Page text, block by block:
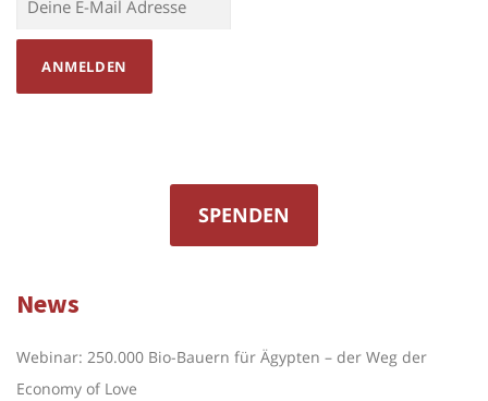
SPENDEN
News
Webinar: 250.000 Bio-Bauern für Ägypten – der Weg der
Economy of Love